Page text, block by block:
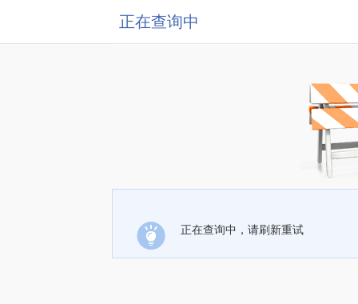
正在查询中
正在查询中，请刷新重试